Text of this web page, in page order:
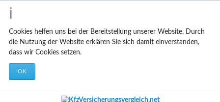
Cookies helfen uns bei der Bereitstellung unserer Website. Durch
die Nutzung der Website erklären Sie sich damit einverstanden,
dass wir Cookies setzen.
OK